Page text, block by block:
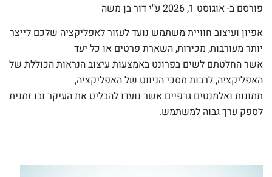
פורסם ב-אוגוסט 1, 2026
ע"י דור בן משה
אפיון ועיצוב חוויית משתמש נועד לעזור לאפליקציה שלכם לייצר
יותר מעורבות, מכירות, השארת פרטים או כל יעד
אשר החלטתם לשים בפרונט באמצעות עיצוב הנראות הכוללת של
האפליקציה, לרבות מסכי הניווט של האפליקציה,
תמונות ואלמנטים גרפיים אשר נועדו להבליט את העיקר ובו זמנית
לספק ערך גבוה למשתמש.